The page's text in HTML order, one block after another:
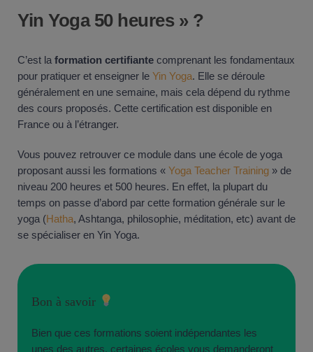
Yin Yoga 50 heures » ?
C’est la formation certifiante comprenant les fondamentaux
pour pratiquer et enseigner le Yin Yoga. Elle se déroule
généralement en une semaine, mais cela dépend du rythme
des cours proposés. Cette certification est disponible en
France ou à l’étranger.
Vous pouvez retrouver ce module dans une école de yoga
proposant aussi les formations « Yoga Teacher Training » de
niveau 200 heures et 500 heures. En effet, la plupart du
temps on passe d’abord par cette formation générale sur le
yoga (Hatha, Ashtanga, philosophie, méditation, etc) avant de
se spécialiser en Yin Yoga.
Bon à savoir
Bien que ces formations soient indépendantes les
unes des autres, certaines écoles vous demanderont